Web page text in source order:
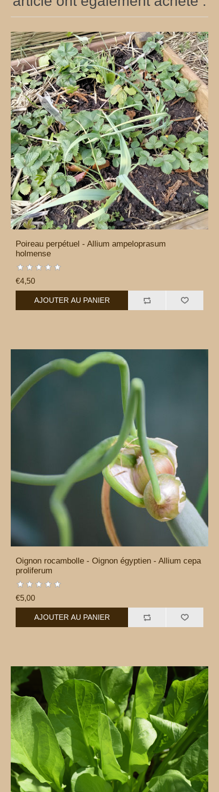
Poireau perpétuel - Allium ampeloprasum
holmense
€4,50
Oignon rocambolle - Oignon égyptien - Allium cepa
proliferum
€5,00